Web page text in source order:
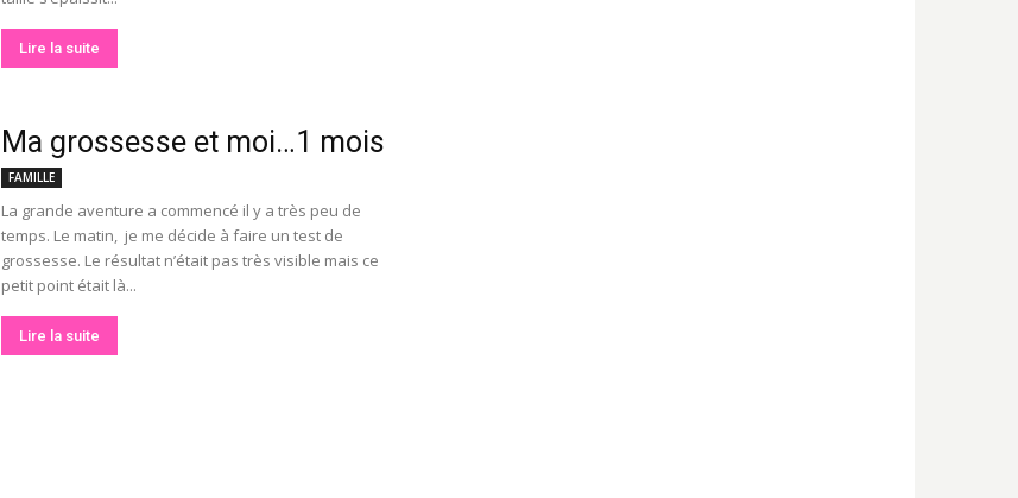
Lire la suite
Ma grossesse et moi…1 mois
FAMILLE
La grande aventure a commencé il y a très peu de
temps. Le matin, je me décide à faire un test de
grossesse. Le résultat n’était pas très visible mais ce
petit point était là...
Lire la suite